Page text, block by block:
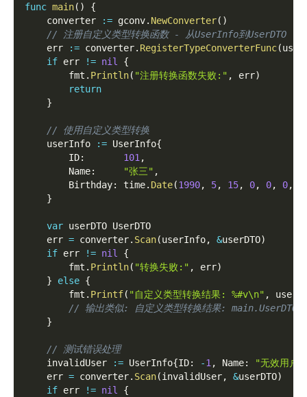
func main( )
{
	converter
:= gconv. NewConverter( )
// 注册自定义类型转换函数 - 从UserInfo到UserDTO
	err
:= converter. RegisterTypeConverterFunc(
if err != nil
{
		fmt
. Println( "注册转换函数失败:" , err)
return
}
// 使用自定义类型转换
	userInfo
:= UserInfo{
		ID
: 101 ,
		Name
: "张三" ,
		Birthday
: time. Date(1990, 5, 15, 0, 0, 0,
}
var userDTO UserDTO
	err
= converter. Scan(userInfo, &userDTO)
if err != nil
{
		fmt
. Println( "转换失败:" , err)
}
else {
		fmt
. Printf( "自定义类型转换结果: %#v\n" ,
// 输出类似: 自定义类型转换结果:
}
// 测试错误处理
	invalidUser
:= UserInfo{ID: -1 , Name: "无效用户"
	err
= converter. Scan(invalidUser, &userDTO)
if err != nil
{